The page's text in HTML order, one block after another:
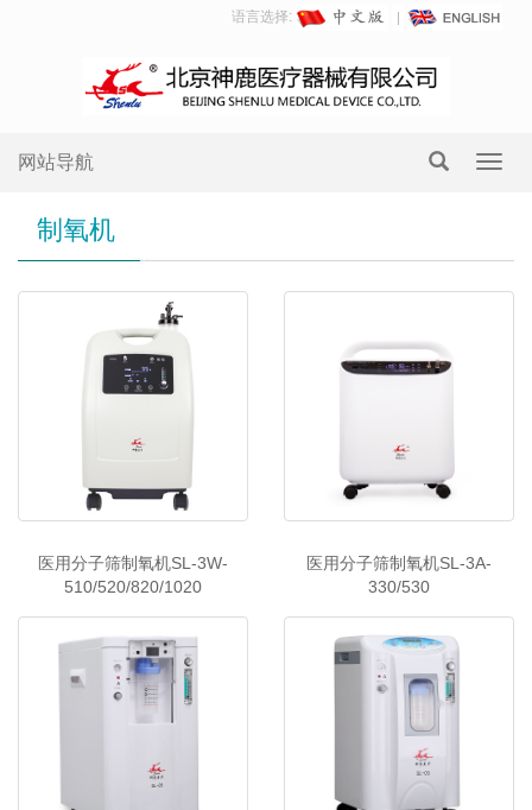
语言选择:
网站导航
制氧机
医用分子筛制氧机SL-3W-
510/520/820/1020
医用分子筛制氧机SL-3A-
330/530